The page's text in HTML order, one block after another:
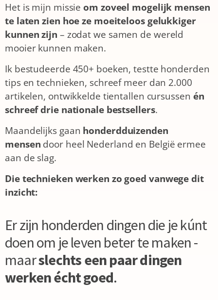
Het is mijn missie om zoveel mogelijk mensen
te laten zien hoe ze moeiteloos gelukkiger
kunnen zijn – zodat we samen de wereld
mooier kunnen maken.
Ik bestudeerde 450+ boeken, testte honderden
tips en technieken, schreef meer dan 2.000
artikelen, ontwikkelde tientallen cursussen én
schreef drie nationale bestsellers.
Maandelijks gaan honderdduizenden
mensen door heel Nederland en België ermee
aan de slag.
Die technieken werken zo goed vanwege dit
inzicht:
Er zijn honderden dingen die je kúnt
doen om je leven beter te maken -
maarslechts een paar dingen
werken écht goed.